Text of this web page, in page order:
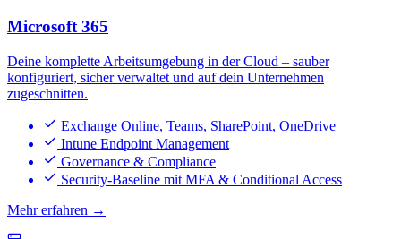
Microsoft 365
Deine komplette Arbeitsumgebung in der Cloud – sauber
konfiguriert, sicher verwaltet und auf dein Unternehmen
zugeschnitten.
Exchange Online, Teams, SharePoint, OneDrive
Intune Endpoint Management
Governance & Compliance
Security-Baseline mit MFA & Conditional Access
Mehr erfahren →